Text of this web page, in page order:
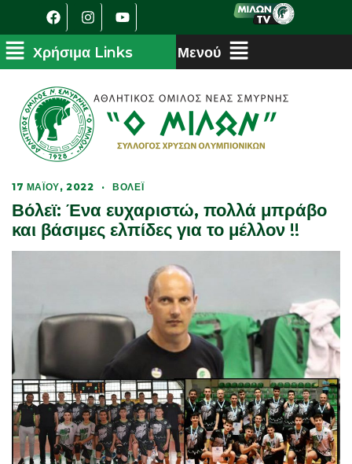
17 ΜΑΪ́ΟΥ, 2022 · ΒΌΛΕΪ
Βόλεϊ: Ένα ευχαριστώ, πολλά μπράβο
και βάσιμες ελπίδες για το μέλλον !!